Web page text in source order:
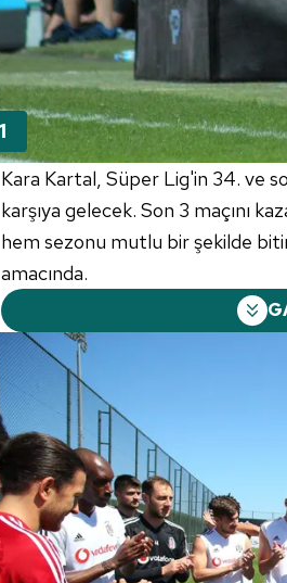
Kara Kartal, Süper Lig'in 34. ve
karşıya gelecek. Son 3 maçını
hem sezonu mutlu bir şekilde
amacında.